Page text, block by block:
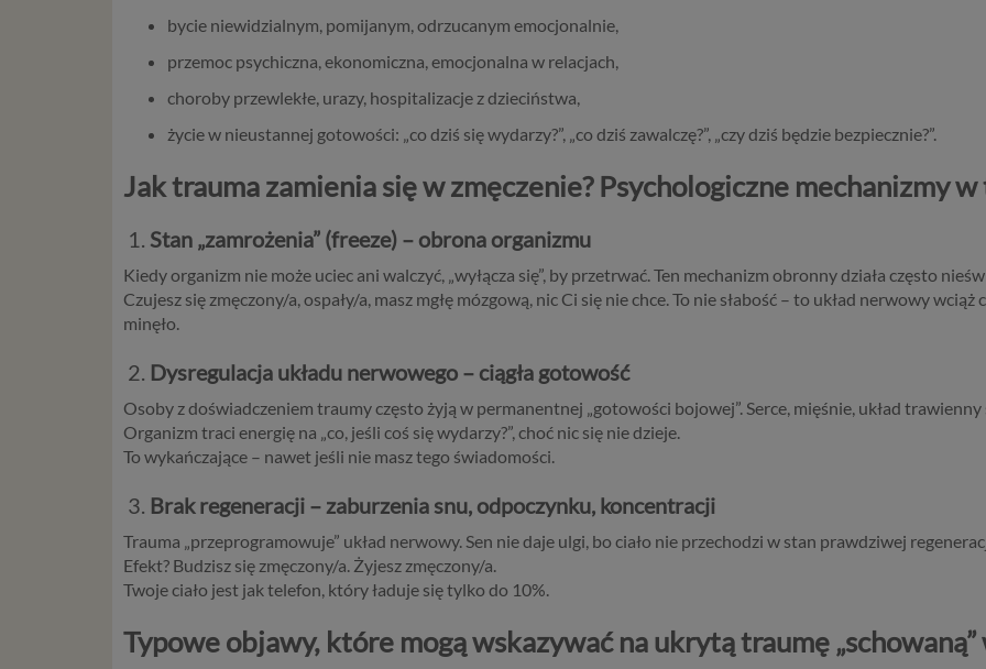
bycie niewidzialnym, pomijanym, odrzucanym emocjonalnie,
przemoc psychiczna, ekonomiczna, emocjonalna w relacjach,
choroby przewlekłe, urazy, hospitalizacje z dzieciństwa,
życie w nieustannej gotowości: „co dziś się wydarzy?”, „co dziś zawalczę?”, „czy dziś będzie bezpiecznie?”.
Jak trauma zamienia się w zmęczenie? Psychologiczne mechanizmy
1. Stan „zamrożenia” (freeze) – obrona organizmu
Kiedy organizm nie może uciec ani walczyć, „wyłącza się”, by przetrwać. Ten mechanizm obronny działa często
Czujesz się zmęczony/a, ospały/a, masz mgłę mózgową, nic Ci się nie chce. To nie słabość – to układ nerwowy
minęło.
2. Dysregulacja układu nerwowego – ciągła gotowość
Osoby z doświadczeniem traumy często żyją w permanentnej „gotowości bojowej”. Serce, mięśnie, układ
Organizm traci energię na „co, jeśli coś się wydarzy?”, choć nic się nie dzieje.
To wykańczające – nawet jeśli nie masz tego świadomości.
3. Brak regeneracji – zaburzenia snu, odpoczynku, koncentracji
Trauma „przeprogramowuje” układ nerwowy. Sen nie daje ulgi, bo ciało nie przechodzi w stan prawdziwej
Efekt? Budzisz się zmęczony/a. Żyjesz zmęczony/a.
Twoje ciało jest jak telefon, który ładuje się tylko do 10%.
Typowe objawy, które mogą wskazywać na ukrytą traumę „schowaną”